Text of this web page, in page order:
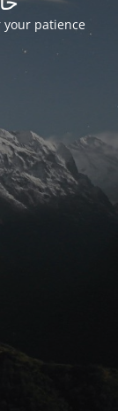
patience!